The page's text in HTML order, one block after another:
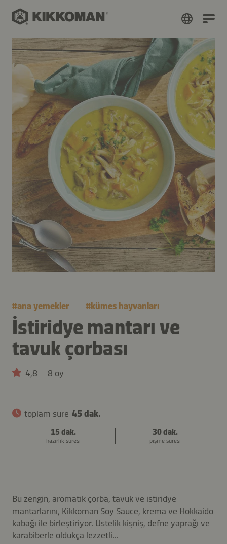
#ana yemekler #kümes hayvanları
İstiridye mantarı ve
tavuk çorbası
4,8 8 oy
toplam süre 45 dak.
15 dak.
hazırlık süresi
30 dak.
pişme süresi
Bu zengin, aromatik çorba, tavuk ve istiridye
mantarlarını, Kikkoman Soy Sauce, krema ve Hokkaido
kabağı ile birleştiriyor. Üstelik kişniş, defne yaprağı ve
karabiberle oldukça lezzetli...